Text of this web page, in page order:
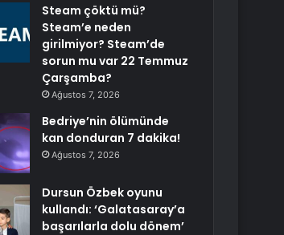
Steam çöktü mü?
Steam’e neden
girilmiyor? Steam’de
sorun mu var 22 Temmuz
Çarşamba?
Ağustos 7, 2026
Bedriye’nin ölümünde
kan donduran 7 dakika!
Ağustos 7, 2026
Dursun Özbek oyunu
kullandı: ‘Galatasaray’a
başarılarla dolu dönem’